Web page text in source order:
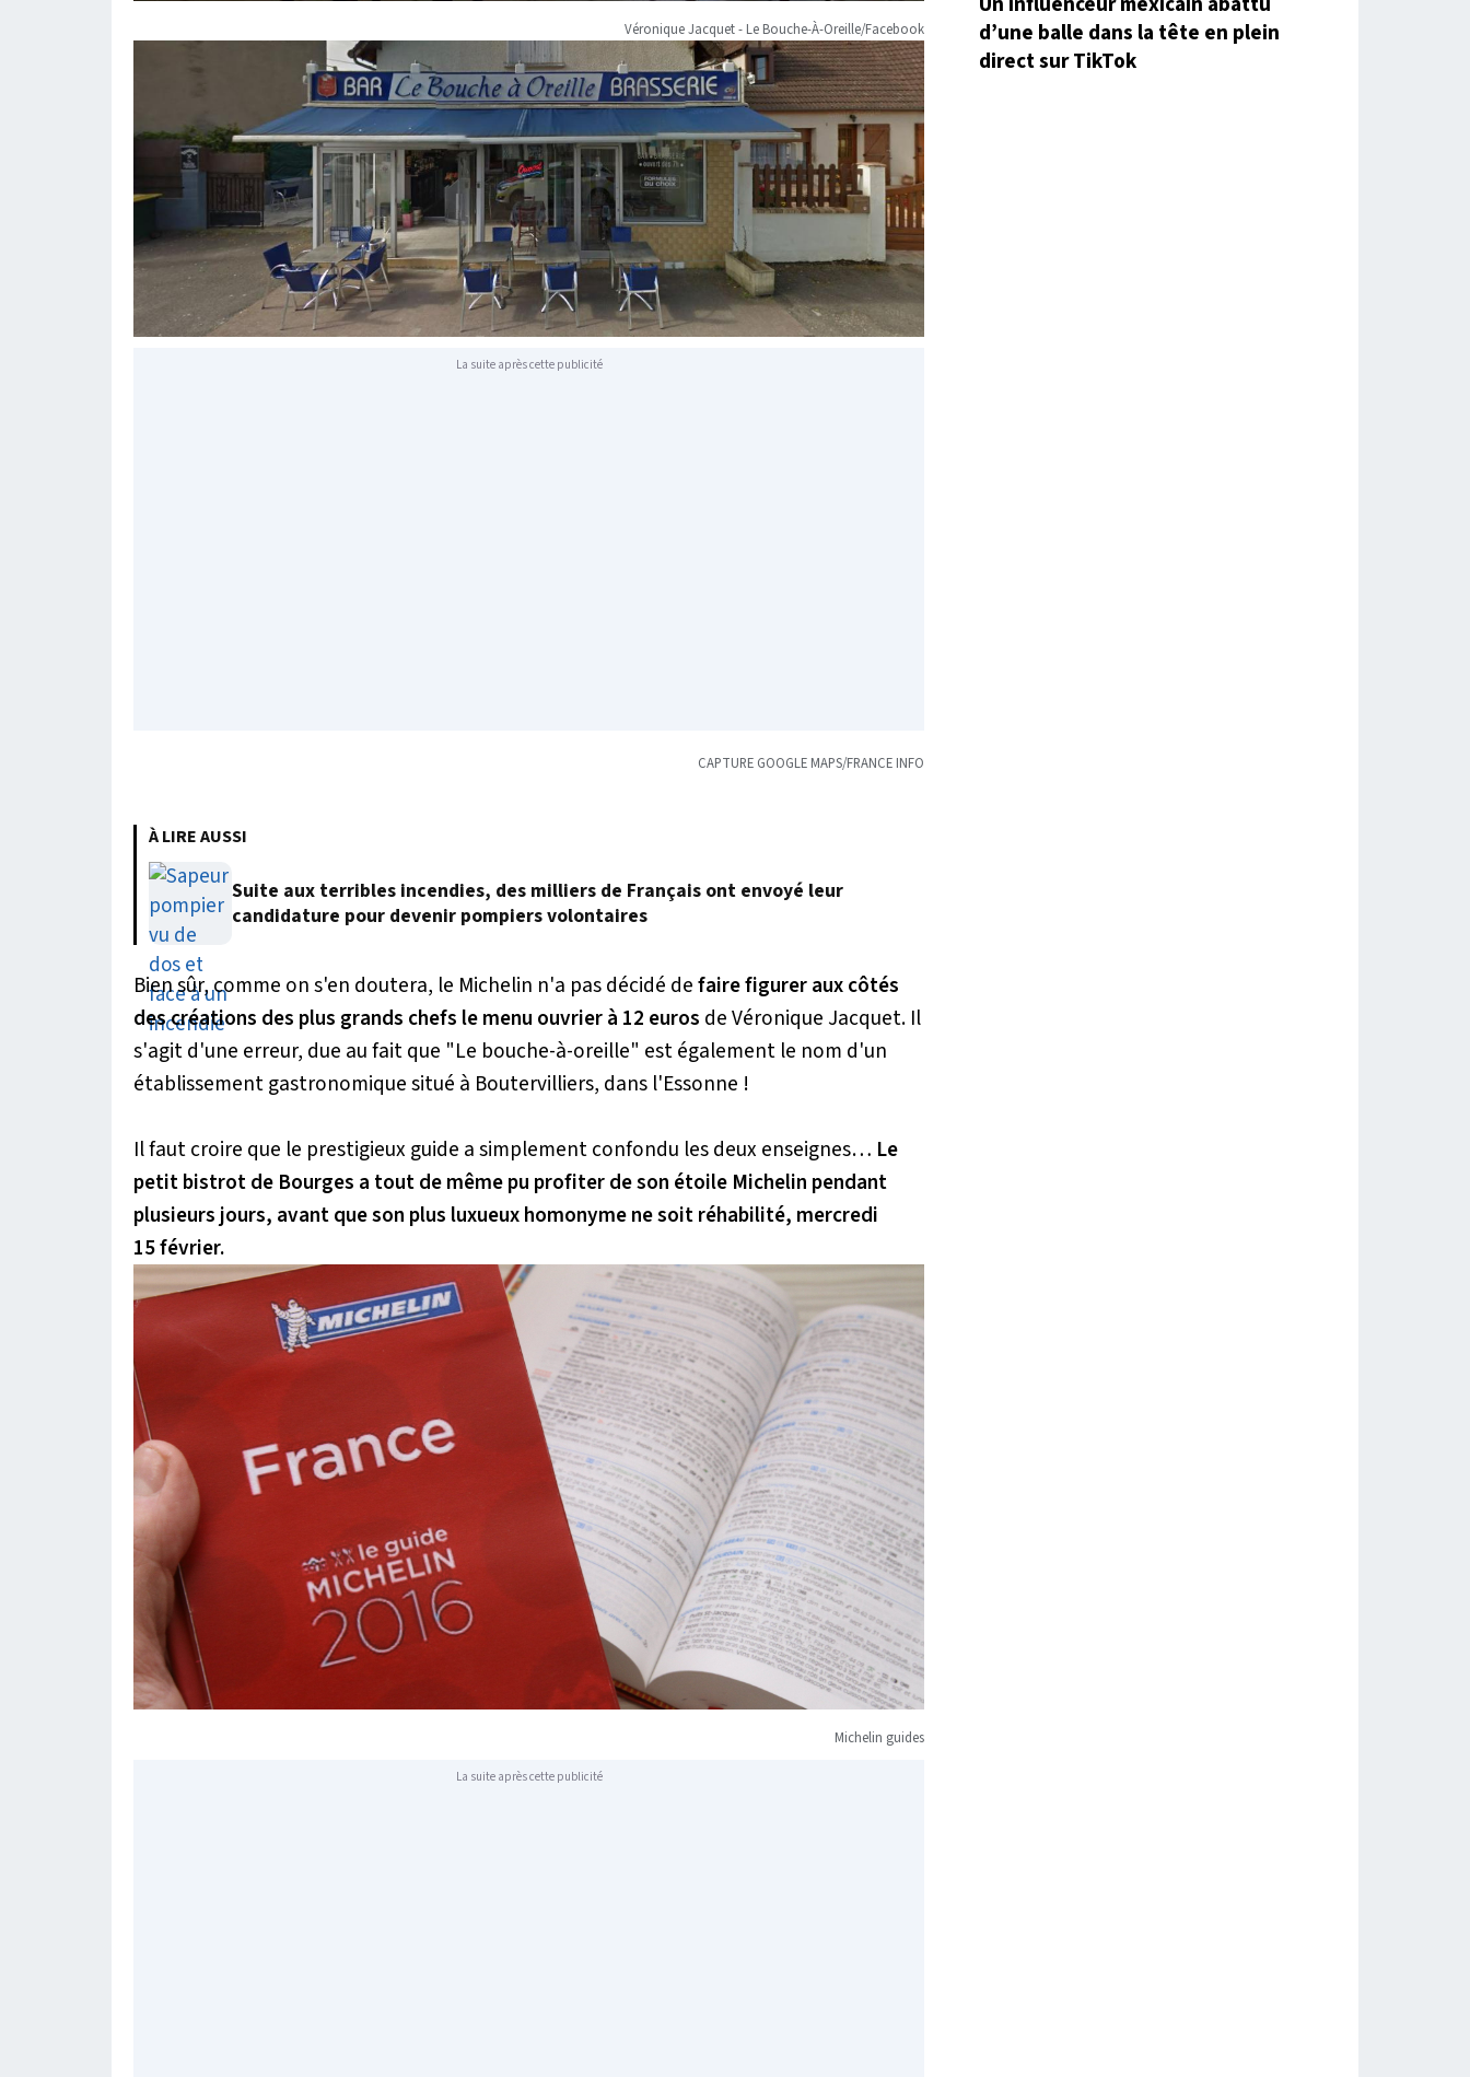
Véronique Jacquet - Le Bouche-À-Oreille/Facebook
La suite après cette publicité
CAPTURE GOOGLE MAPS/FRANCE INFO
À LIRE AUSSI
Suite aux terribles incendies, des milliers de Français ont envoyé leur
candidature pour devenir pompiers volontaires
Bien sûr, comme on s'en doutera, le Michelin n'a pas décidé defaire figurer aux côtés
des créations des plus grands chefs lemenu ouvrier à 12 euros de Véronique Jacquet. Il
s'agit d'une erreur, due au fait que "Le bouche-à-oreille" est également le nom d'un
établissement gastronomique situé à Boutervilliers, dans l'Essonne !
Il faut croire que le prestigieux guide a simplement confondu les deux enseignes… Le
petit bistrot de Bourges a tout de même pu profiter de son étoile Michelin pendant
plusieurs jours, avant que son plus luxueux homonyme ne soit réhabilité, mercredi
15 février.
Michelin guides
La suite après cette publicité
d’une balle dans la tête en plein
direct sur TikTok